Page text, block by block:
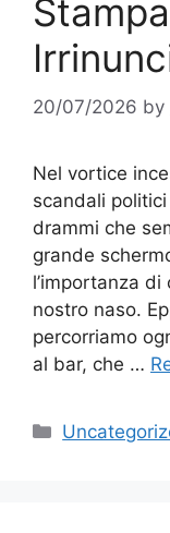
20/07/2026 by
Nel vortice
scandali
drammi che
grande
l’importanza
nostro naso.
percorriamo
al bar, che …
Categories